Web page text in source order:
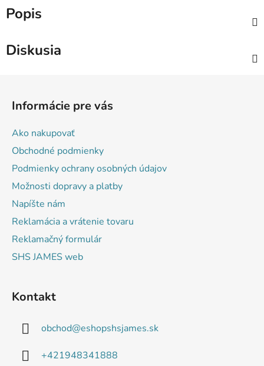
Popis
Diskusia
Informácie pre vás
Ako nakupovať
Obchodné podmienky
Podmienky ochrany osobných údajov
Možnosti dopravy a platby
Napíšte nám
Reklamácia a vrátenie tovaru
Reklamačný formulár
SHS JAMES web
Kontakt
obchod@eshopshsjames.sk
+421948341888